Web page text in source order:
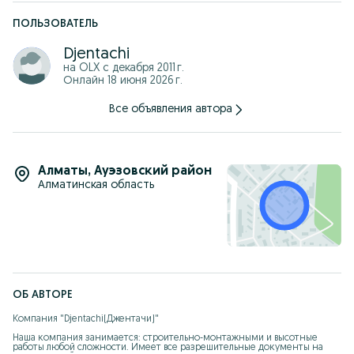
консультацию и оценку стоимости покраски крыши
Мы готовы приступить к работе и превратить вашу крышу в
визитную карточку вашего дома
ПОЛЬЗОВАТЕЛЬ
Djentachi
на OLX с декабря 2011 г.
Онлайн 18 июня 2026 г.
Все объявления автора
Алматы, Ауэзовский район
Алматинская область
ОБ АВТОРЕ
Компания "Djentachi(Джентачи)"
Наша компания занимается: строительно-монтажными и высотные
работы любой сложности. Имеет все разрешительные документы на